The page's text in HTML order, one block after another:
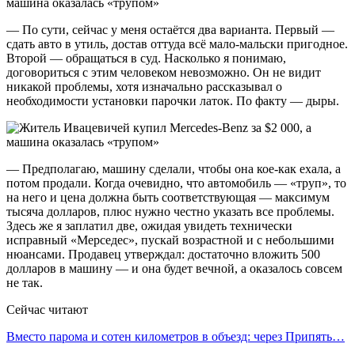
— По сути, сейчас у меня остаётся два варианта. Первый —
сдать авто в утиль, достав оттуда всё мало-мальски пригодное.
Второй — обращаться в суд. Насколько я понимаю,
договориться с этим человеком невозможно. Он не видит
никакой проблемы, хотя изначально рассказывал о
необходимости установки парочки латок. По факту — дыры.
— Предполагаю, машину сделали, чтобы она кое-как ехала, а
потом продали. Когда очевидно, что автомобиль — «труп», то
на него и цена должна быть соответствующая — максимум
тысяча долларов, плюс нужно честно указать все проблемы.
Здесь же я заплатил две, ожидая увидеть технически
исправный «Мерседес», пускай возрастной и с небольшими
нюансами. Продавец утверждал: достаточно вложить 500
долларов в машину — и она будет вечной, а оказалось совсем
не так.
Сейчас читают
Вместо парома и сотен километров в объезд: через Припять…